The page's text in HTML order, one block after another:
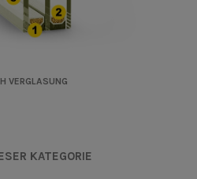
VERGLASUNG
KATEGORIE